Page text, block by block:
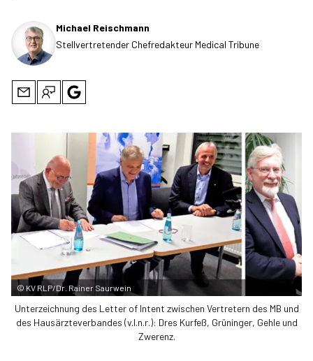
Michael Reischmann
Stellvertretender Chefredakteur Medical Tribune
© KV RLP/Dr. Rainer Saurwein
Unterzeichnung des Letter of Intent zwischen Vertretern des MB und
des Hausärzteverbandes (v.l.n.r.): Dres Kurfeß, Grüninger, Gehle und
Zwerenz.